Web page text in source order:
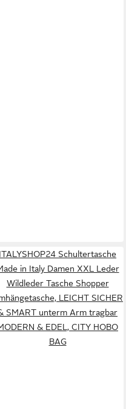
ITALYSHOP24 Schultertasche
in Italy Damen XXL Leder
Wildleder Tasche Shopper
LEICHT SICHER
SMART unterm Arm tragbar
& EDEL, CITY HOBO
BAG